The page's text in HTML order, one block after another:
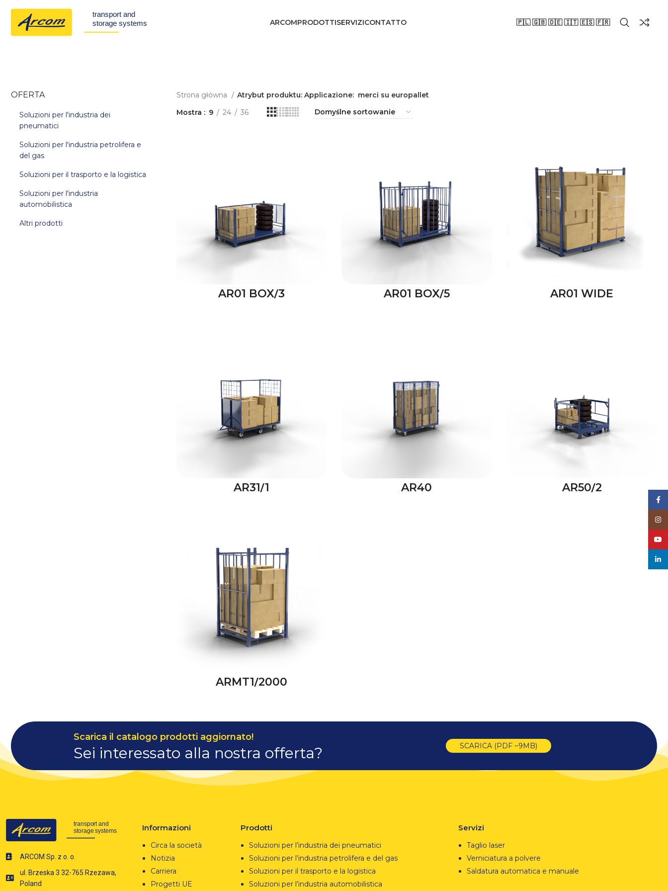
ARCOMPRODOTTISERVIZICONTATTO 🇵🇱 🇬🇧 🇩🇪 🇮🇹 🇪🇸 🇫🇷
OFERTA
Soluzioni per l'industria dei
pneumatici
Soluzioni per l'industria petrolifera e
del gas
Soluzioni per il trasporto e la logistica
Soluzioni per l'industria
automobilistica
Altri prodotti
Strona główna Atrybut produktu: Applicazione: merci su europallet
Mostra
9 24 36
AR01 BOX/3 AR01 BOX/5 AR01 WIDE
AR31/1 AR40 AR50/2
ARMT1/2000
Scarica il catalogo prodotti aggiornato!
Sei interessato alla nostra offerta? SCARICA (PDF ~9MB)
ARCOM Sp. z o. o.
ul. Brzeska 3 32-765 Rzezawa,
Poland
Informazioni
Circa la società
Notizia
Carriera
Progetti UE
Prodotti
Soluzioni per l’industria dei pneumatici
Soluzioni per l’industria petrolifera e del gas
Soluzioni per il trasporto e la logistica
Soluzioni per l’industria automobilistica
Servizi
Taglio laser
Verniciatura a polvere
Saldatura automatica e manuale